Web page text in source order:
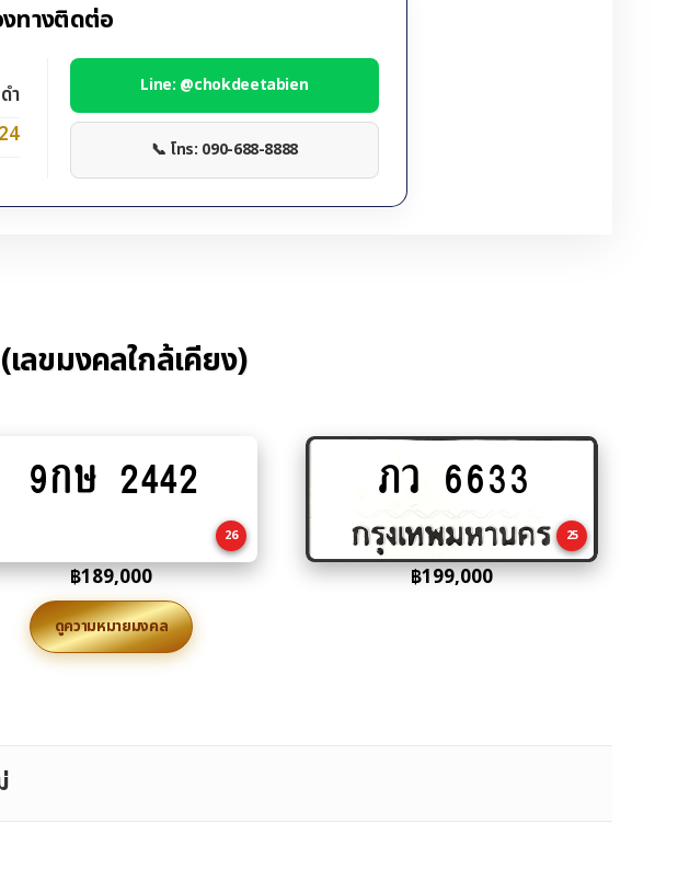
ทางติดต่อ
ำ
24
Line: @chokdeetabien
📞 โทร: 090-688-8888
ลขมงคลใกล้เคียง)
Add
to
9กษ 2442
26
฿189,000
ดูความหมายมงคล
Add
to
ภว 6633
25
฿199,000